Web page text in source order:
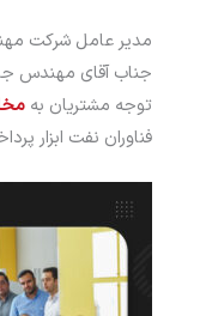
مدیر عامل شرکت
جناب آقای مهندس
توجه مشتریان به
فناوران نفت ابزار